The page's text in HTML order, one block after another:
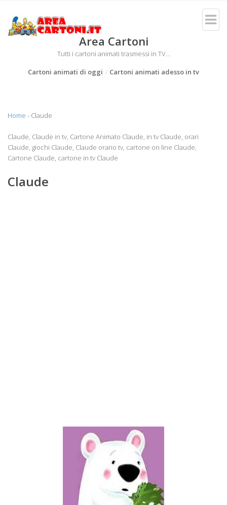
Area Cartoni
Tutti i cartoni animati trasmessi in TV...
Cartoni animati di oggi
Cartoni animati adesso in tv
Home - Claude
Claude, Claude in tv, Cartone Animato Claude, in tv Claude, orari
Claude, giochi Claude, Claude orario tv, cartone on line Claude,
Cartone Claude, cartone in tv Claude
Claude